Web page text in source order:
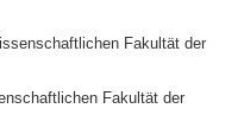
Fakultät der
Fakultät der